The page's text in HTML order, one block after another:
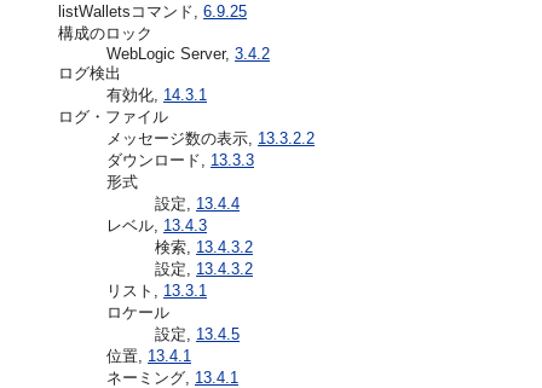
listWalletsコマンド, 6.9.25
構成のロック
WebLogic Server, 3.4.2
ログ検出
有効化, 14.3.1
ログ・ファイル
メッセージ数の表示, 13.3.2.2
ダウンロード, 13.3.3
形式
設定, 13.4.4
レベル, 13.4.3
検索, 13.4.3.2
設定, 13.4.3.2
リスト, 13.3.1
ロケール
設定, 13.4.5
位置, 13.4.1
ネーミング, 13.4.1